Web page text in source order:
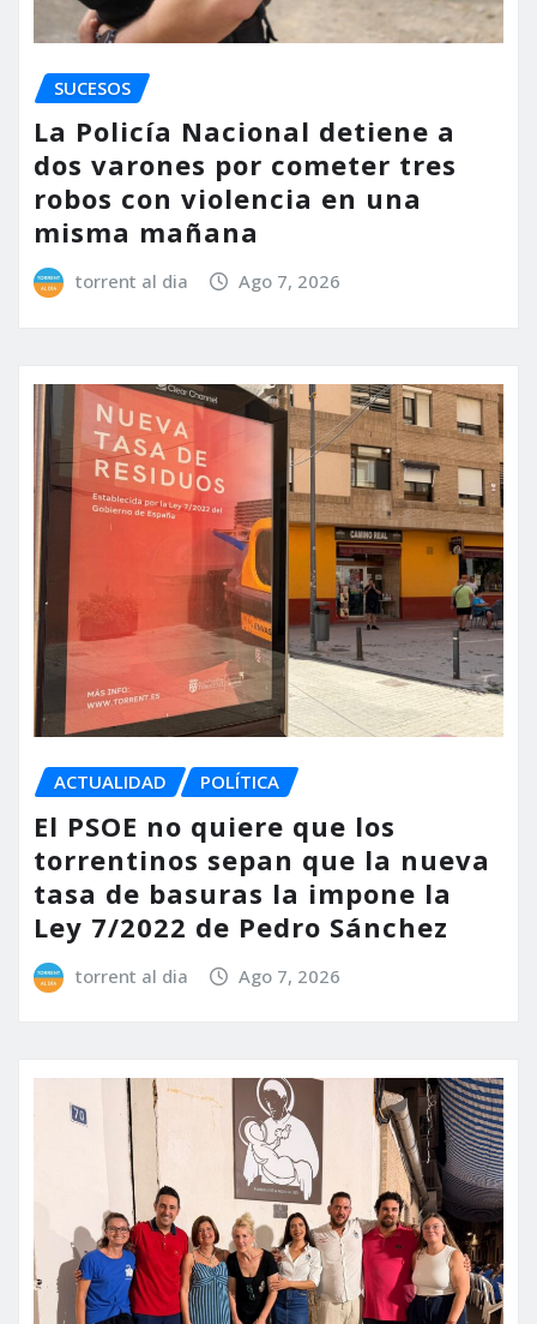
SUCESOS
La Policía Nacional detiene a
dos varones por cometer tres
robos con violencia en una
misma mañana
torrent al dia Ago 7, 2026
ACTUALIDAD POLÍTICA
El PSOE no quiere que los
torrentinos sepan que la nueva
tasa de basuras la impone la
Ley 7/2022 de Pedro Sánchez
torrent al dia Ago 7, 2026